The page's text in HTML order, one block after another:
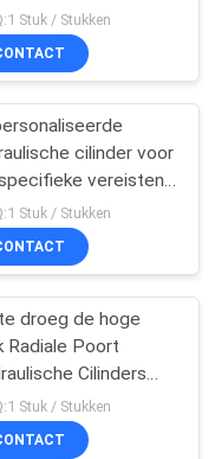
27
deStuk / Stukken
cilinder voor
vereisten
de vereisten
fabriek
Stuk / Stukken
droeg de hoge
Radiale Poort
Cilinders
QHLY
Stuk / Stukken